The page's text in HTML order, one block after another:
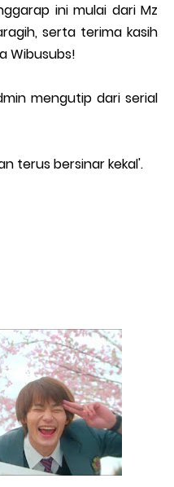
ini mulai dari Mz
serta terima kasih
Wibusubs!
mengutip dari serial
terus bersinar kekal'.